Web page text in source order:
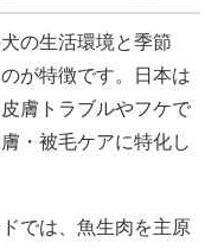
の生活環境と季節
が特徴です。日本は
膚トラブルやフケで
・被毛ケアに特化し
では、魚生肉を主原